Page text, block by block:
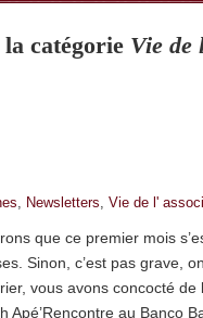
catégorie Vie de
, Newsletters, Vie de l'
que ce premier mois
Sinon, c’est pas grave,
vous avons concocté
au Banco